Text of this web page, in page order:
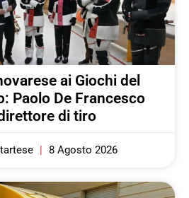
ai Giochi del
Paolo De Francesco
di tiro
8 Agosto 2026